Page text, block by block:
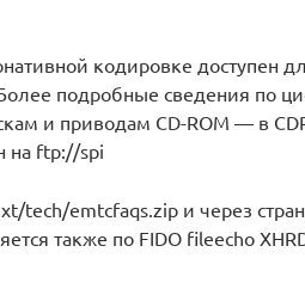
кодировке доступен
подробные сведения по
и приводам CD-ROM — в
на ftp://spi
tech/emtcfaqs.zip и через
также по FIDO fileecho